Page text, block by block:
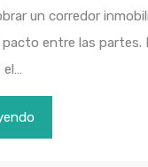
un corredor
pacto entre las partes.
el…